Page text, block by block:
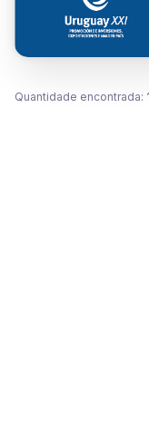
Quantidade encontrada: